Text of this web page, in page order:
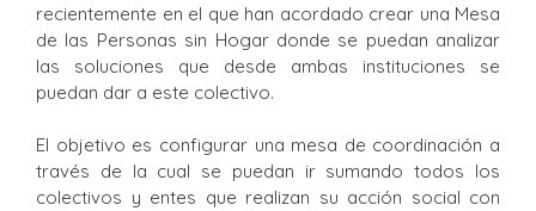
recientemente en el que han acordado crear una Mesa
de las Personas sin Hogar donde se puedan analizar
las soluciones que desde ambas instituciones se
puedan dar a este colectivo.
El objetivo es configurar una mesa de coordinación a
través de la cual se puedan ir sumando todos los
colectivos y entes que realizan su acción social con